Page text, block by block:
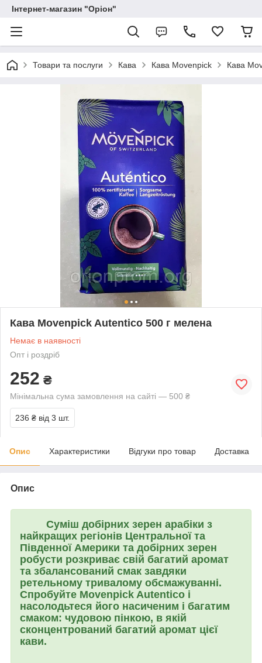
Інтернет-магазин "Оріон"
Товари та послуги Кава Кава Movenpick Кава
Кава Movenpick Autentico 500 г мелена
Немає в наявності
Опт і роздріб
252 ₴
Мінімальна сума замовлення на сайті — 500 ₴
236 ₴ від 3 шт.
Опис Характеристики Відгуки про товар Доставка
Опис
Суміш добірних зерен арабіки з
найкращих регіонів Центральної та
Південної Америки та добірних зерен
робусти розкриває свій багатий аромат
та збалансований смак завдяки
ретельному тривалому обсмажуванні.
Спробуйте Movenpick Autentico і
насолодьтеся його насиченим і багатим
смаком: чудовою пінкою, в якій
сконцентрований багатий аромат цієї
кави.